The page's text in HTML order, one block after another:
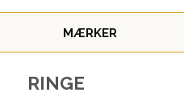
MÆRKER
RINGE